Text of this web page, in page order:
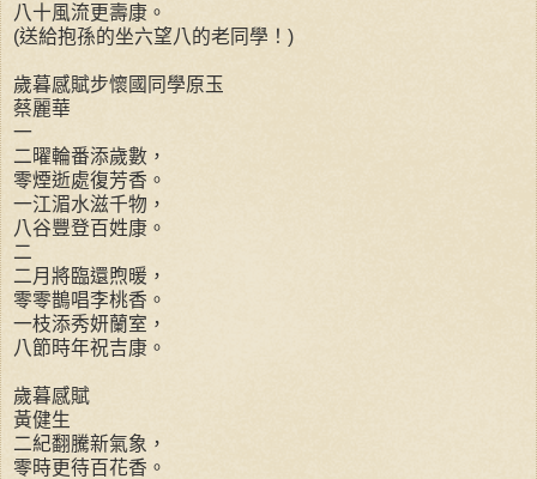
八十風流更壽康。
(送給抱孫的坐六望八的老同學！)
歲暮感賦步懷國同學原玉
蔡麗華
一
二曜輪番添歲數，
零煙逝處復芳香。
一江湄水滋千物，
八谷豐登百姓康。
二
二月將臨還煦暖，
零零鵲唱李桃香。
一枝添秀妍蘭室，
八節時年祝吉康。
歲暮感賦
黃健生
二紀翻騰新氣象，
零時更待百花香。